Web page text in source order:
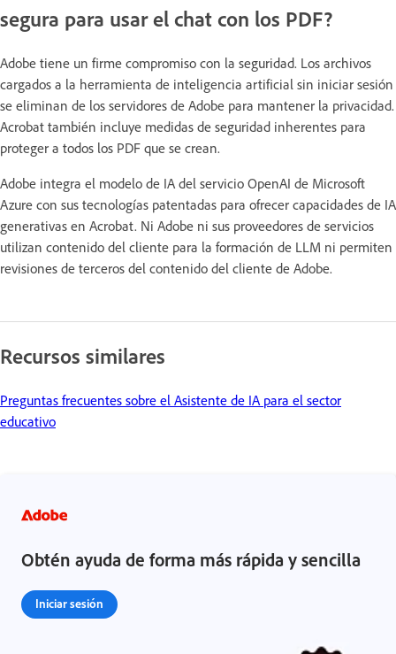
segura para usar el chat con los PDF?
Adobe tiene un firme compromiso con la seguridad. Los archivos
cargados a la herramienta de inteligencia artificial sin iniciar sesión
se eliminan de los servidores de Adobe para mantener la privacidad.
Acrobat también incluye medidas de seguridad inherentes para
proteger a todos los PDF que se crean.
Adobe integra el modelo de IA del servicio OpenAI de Microsoft
Azure con sus tecnologías patentadas para ofrecer capacidades de IA
generativas en Acrobat. Ni Adobe ni sus proveedores de servicios
utilizan contenido del cliente para la formación de LLM ni permiten
revisiones de terceros del contenido del cliente de Adobe.
Recursos similares
Preguntas frecuentes sobre el Asistente de IA para el sector
educativo
Obtén ayuda de forma más rápida y sencilla
Iniciar sesión